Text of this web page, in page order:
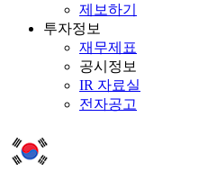
제보하기
투자정보
재무제표
공시정보
IR 자료실
전자공고